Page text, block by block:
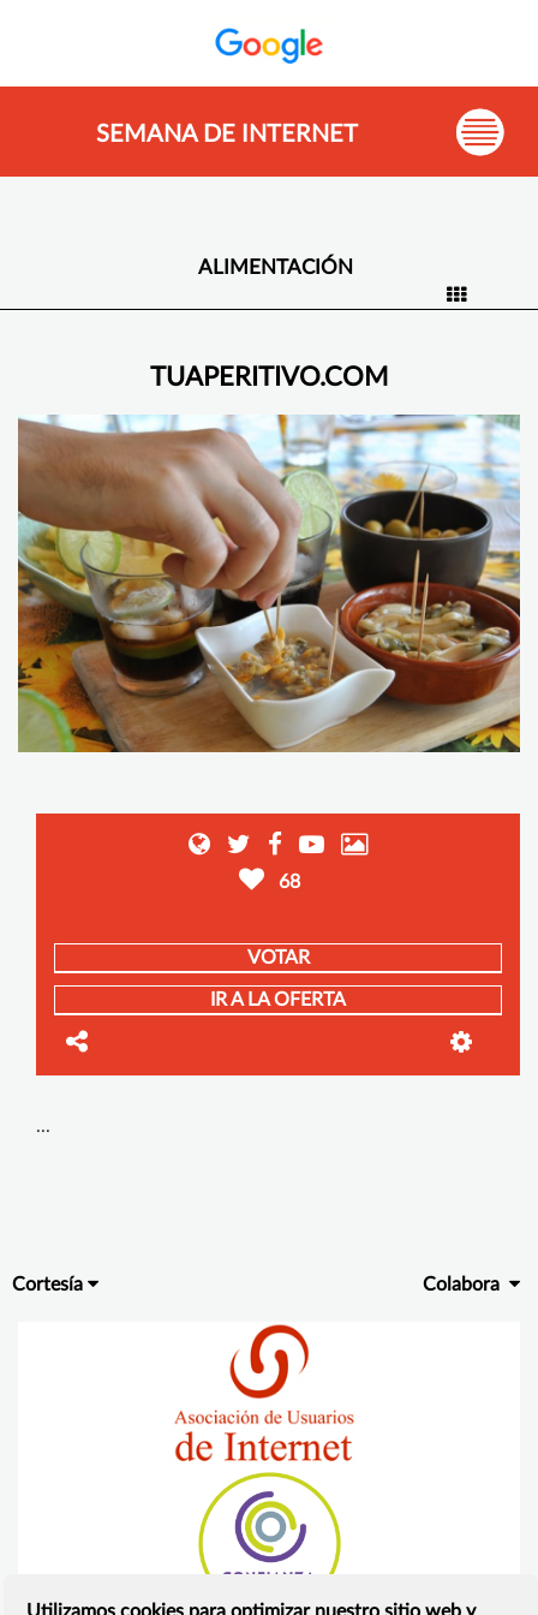
SEMANA DE INTERNET
ALIMENTACIÓN
TUAPERITIVO.COM
68
VOTAR
IR A LA OFERTA
...
Cortesía Colabora
Utilizamos cookies para optimizar nuestro sitio web y